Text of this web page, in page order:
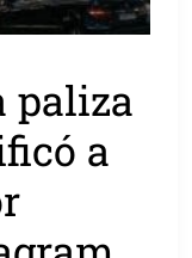
paliza
a